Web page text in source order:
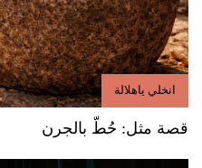
انخلي ياهلالة
قصة مثل: حُطّ بالجرن